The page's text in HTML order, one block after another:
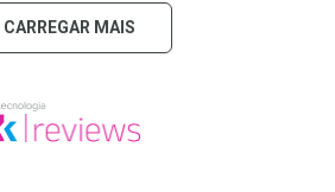
CARREGAR MAIS